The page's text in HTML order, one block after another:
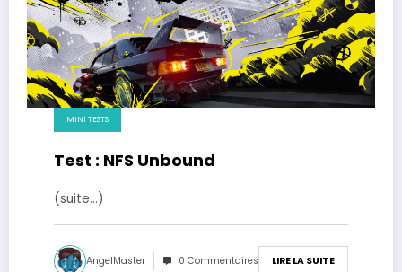
MINI TESTS
Test : NFS Unbound
(suite…)
AngelMaster 0 Commentaires LIRE LA SUITE